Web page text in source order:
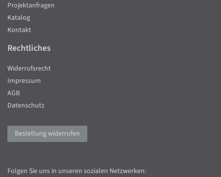
Projektanfragen
Katalog
Kontakt
Rechtliches
Widerrufsrecht
Impressum
AGB
Datenschutz
Bestellung widerrufen
Folgen Sie uns in unseren sozialen Netzwerken: